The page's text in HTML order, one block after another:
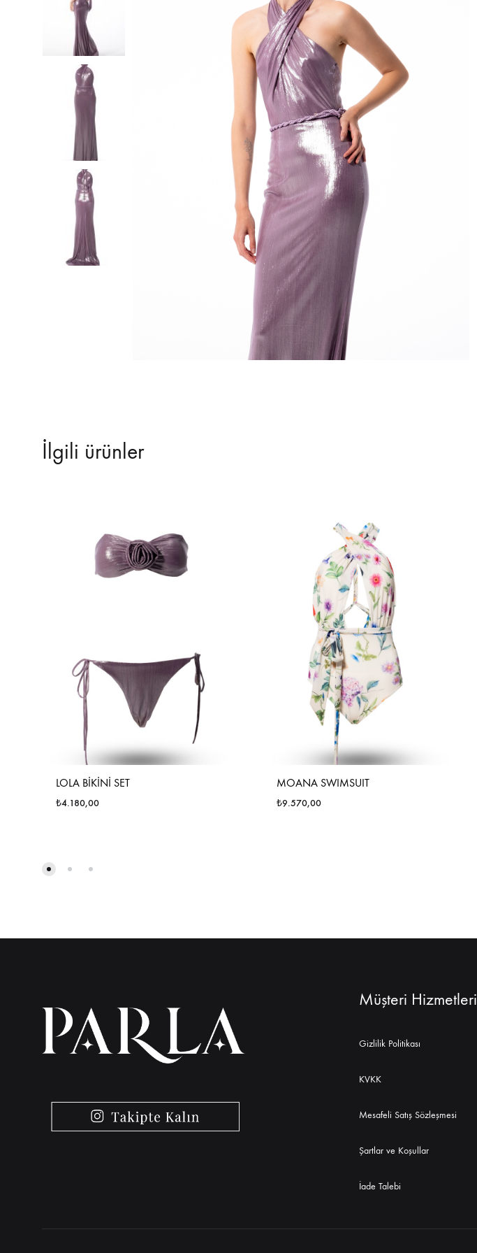
İlgili ürünler
LOLA BİKİNİ SET
₺4.180,00
MOANA SWIMSUIT
₺9.570,00
Müşteri Hizmetleri
Gizlilik Politikası
KVKK
Mesafeli Satış Sözleşmesi
Şartlar ve Koşullar
İade Talebi